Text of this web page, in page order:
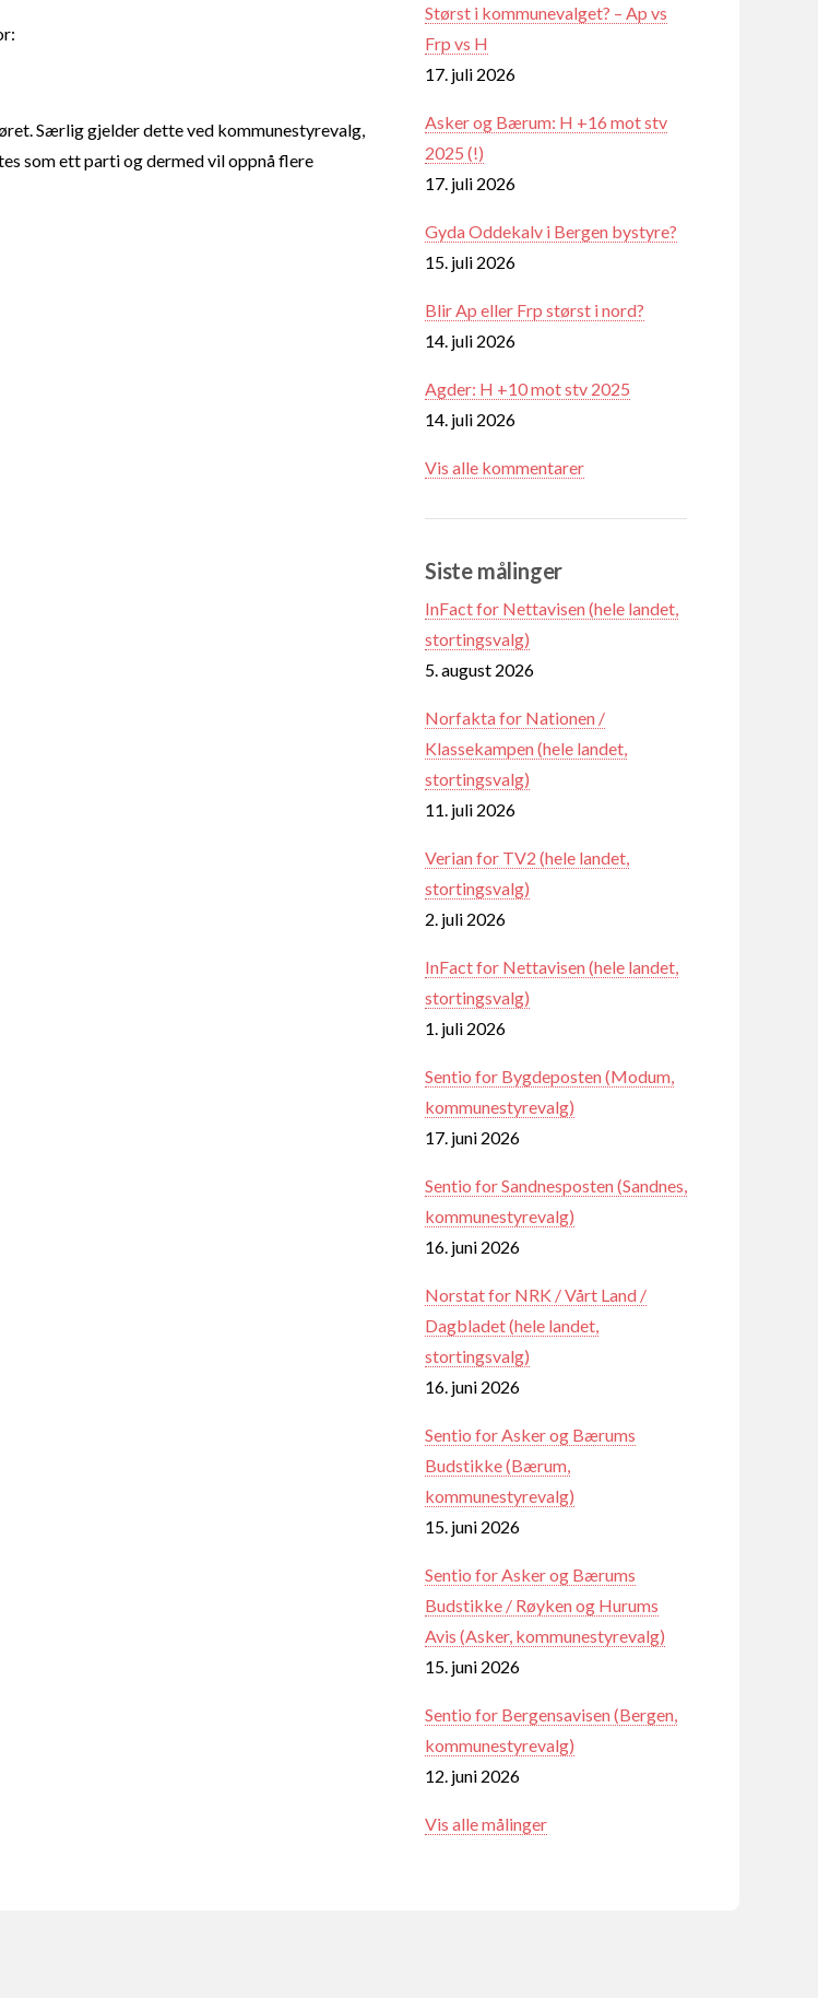
Særlig gjelder dette ved kommunestyrevalg,
som ett parti og dermed vil oppnå flere
Størst i kommunevalget? – Ap vs
Frp vs H
17. juli 2026
Asker og Bærum: H +16 mot stv
2025 (!)
17. juli 2026
Gyda Oddekalv i Bergen bystyre?
15. juli 2026
Blir Ap eller Frp størst i nord?
14. juli 2026
Agder: H +10 mot stv 2025
14. juli 2026
Vis alle kommentarer
Siste målinger
InFact for Nettavisen (hele landet,
stortingsvalg)
5. august 2026
Norfakta for Nationen /
Klassekampen (hele landet,
stortingsvalg)
11. juli 2026
Verian for TV2 (hele landet,
stortingsvalg)
2. juli 2026
InFact for Nettavisen (hele landet,
stortingsvalg)
1. juli 2026
Sentio for Bygdeposten (Modum,
kommunestyrevalg)
17. juni 2026
Sentio for Sandnesposten (Sandnes,
kommunestyrevalg)
16. juni 2026
Norstat for NRK / Vårt Land /
Dagbladet (hele landet,
stortingsvalg)
16. juni 2026
Sentio for Asker og Bærums
Budstikke (Bærum,
kommunestyrevalg)
15. juni 2026
Sentio for Asker og Bærums
Budstikke / Røyken og Hurums
Avis (Asker, kommunestyrevalg)
15. juni 2026
Sentio for Bergensavisen (Bergen,
kommunestyrevalg)
12. juni 2026
Vis alle målinger